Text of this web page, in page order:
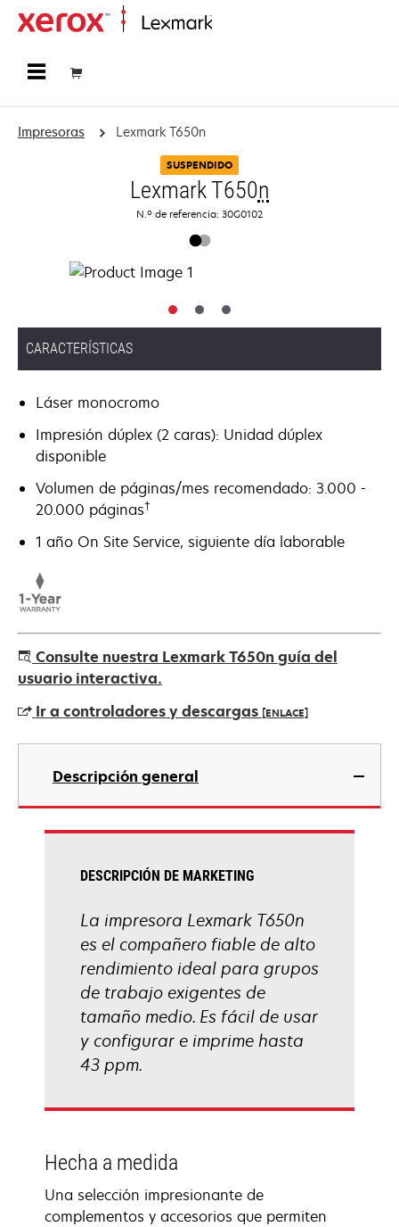
Impresoras Lexmark T650n
SUSPENDIDO
Lexmark T650n
N.º de referencia: 30G0102
CARACTERÍSTICAS
Láser monocromo
Impresión dúplex (2 caras): Unidad dúplex
disponible
Volumen de páginas/mes recomendado: 3.000 -
20.000 páginas†
1 año On Site Service, siguiente día laborable
Consulte nuestra Lexmark T650n guía del
usuario interactiva.
Ir a controladores y descargas [ENLACE]
se
una
pestaña
Descripción general
DESCRIPCIÓN DE MARKETING
La impresora Lexmark T650n
es el compañero fiable de alto
rendimiento ideal para grupos
de trabajo exigentes de
tamaño medio. Es fácil de usar
y configurar e imprime hasta
43 ppm.
Hecha a medida
Una selección impresionante de
complementos y accesorios que permiten